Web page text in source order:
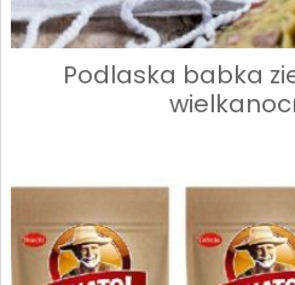
Podlaska babka